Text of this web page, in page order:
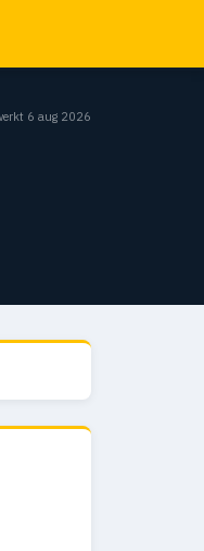
6 aug 2026